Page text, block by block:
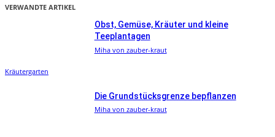
VERWANDTE ARTIKEL
Kräutergarten
Obst, Gemüse, Kräuter und kleine
Teeplantagen
Miha von zauber-kraut
Die Grundstücksgrenze bepflanzen
Miha von zauber-kraut